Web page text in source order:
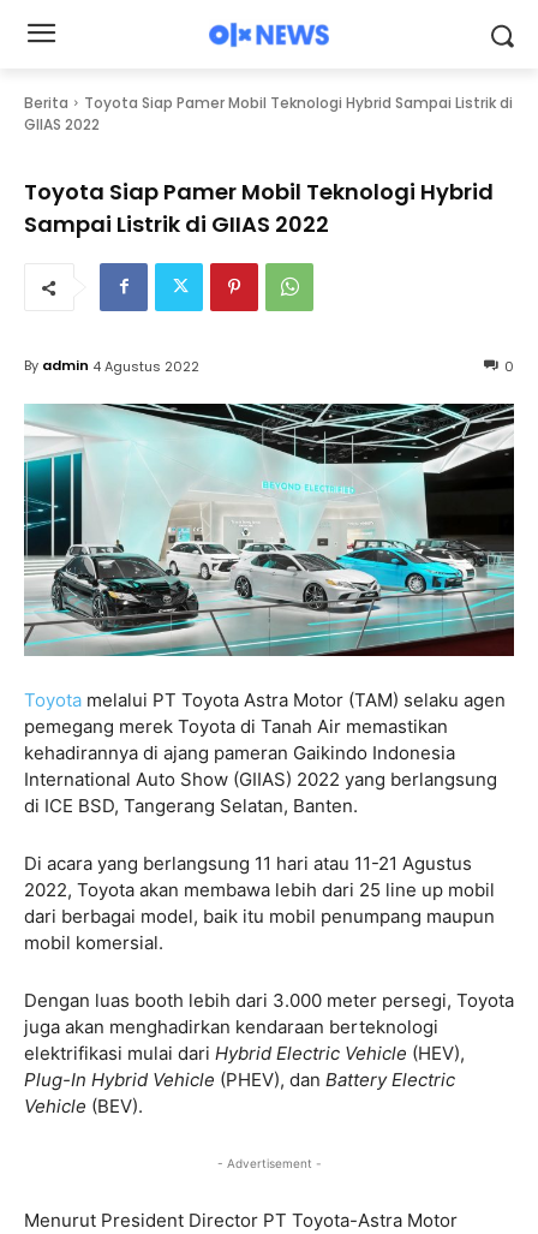
Berita
Toyota Siap Pamer Mobil Teknologi Hybrid Sampai Listrik di
GIIAS 2022
Toyota Siap Pamer Mobil Teknologi Hybrid
Sampai Listrik di GIIAS 2022
0
By admin 4 Agustus 2022
Toyota melalui PT Toyota Astra Motor (TAM) selaku agen
pemegang merek Toyota di Tanah Air memastikan
kehadirannya di ajang pameran Gaikindo Indonesia
International Auto Show (GIIAS) 2022 yang berlangsung
di ICE BSD, Tangerang Selatan, Banten.
Di acara yang berlangsung 11 hari atau 11-21 Agustus
2022, Toyota akan membawa lebih dari 25 line up mobil
dari berbagai model, baik itu mobil penumpang maupun
mobil komersial.
Dengan luas booth lebih dari 3.000 meter persegi, Toyota
juga akan menghadirkan kendaraan berteknologi
elektrifikasi mulai dari Hybrid Electric Vehicle (HEV),
Plug-In Hybrid Vehicle (PHEV), dan Battery Electric
Vehicle (BEV).
- Advertisement -
Menurut President Director PT Toyota-Astra Motor